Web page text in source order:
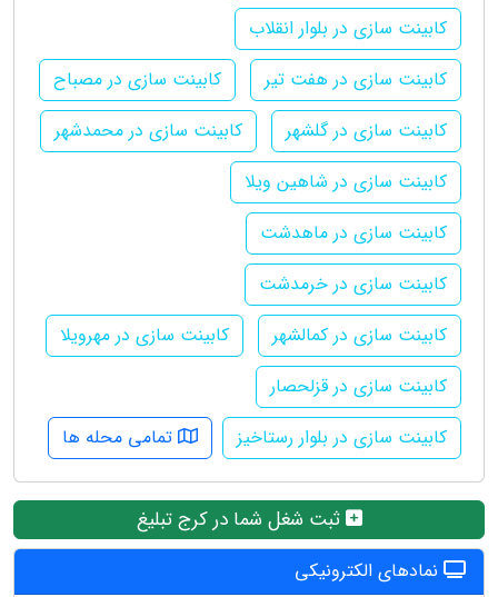
کابینت سازی در بلوار انقلاب
کابینت سازی در هفت تیر
کابینت سازی در مصباح
کابینت سازی در گلشهر
کابینت سازی در محمدشهر
کابینت سازی در شاهین ویلا
کابینت سازی در ماهدشت
کابینت سازی در خرمدشت
کابینت سازی در کمالشهر
کابینت سازی در مهرویلا
کابینت سازی در قزلحصار
کابینت سازی در بلوار رستاخیز
تمامی محله ها
ثبت شغل شما در کرج تبلیغ
نمادهای الکترونیکی